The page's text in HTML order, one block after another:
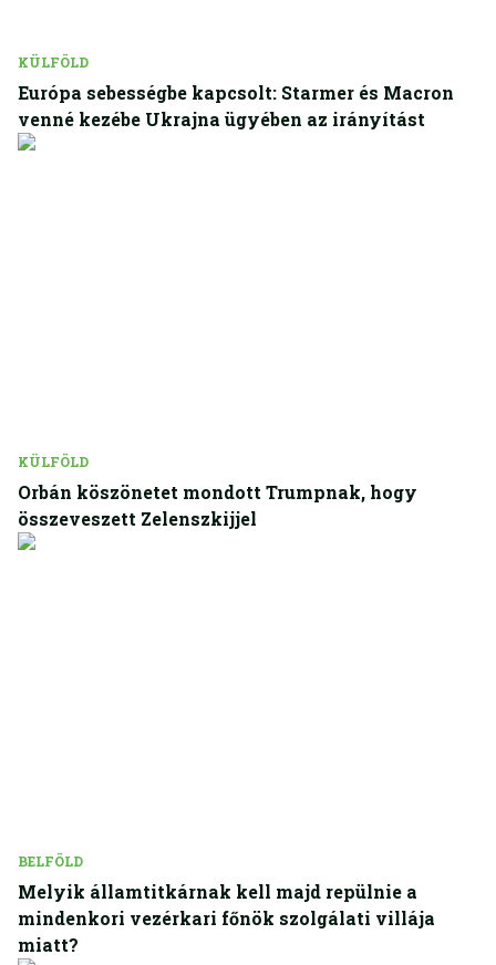
KÜLFÖLD
Európa sebességbe kapcsolt: Starmer és Macron
venné kezébe Ukrajna ügyében az irányítást
KÜLFÖLD
Orbán köszönetet mondott Trumpnak, hogy
összeveszett Zelenszkijjel
BELFÖLD
Melyik államtitkárnak kell majd repülnie a
mindenkori vezérkari főnök szolgálati villája
miatt?